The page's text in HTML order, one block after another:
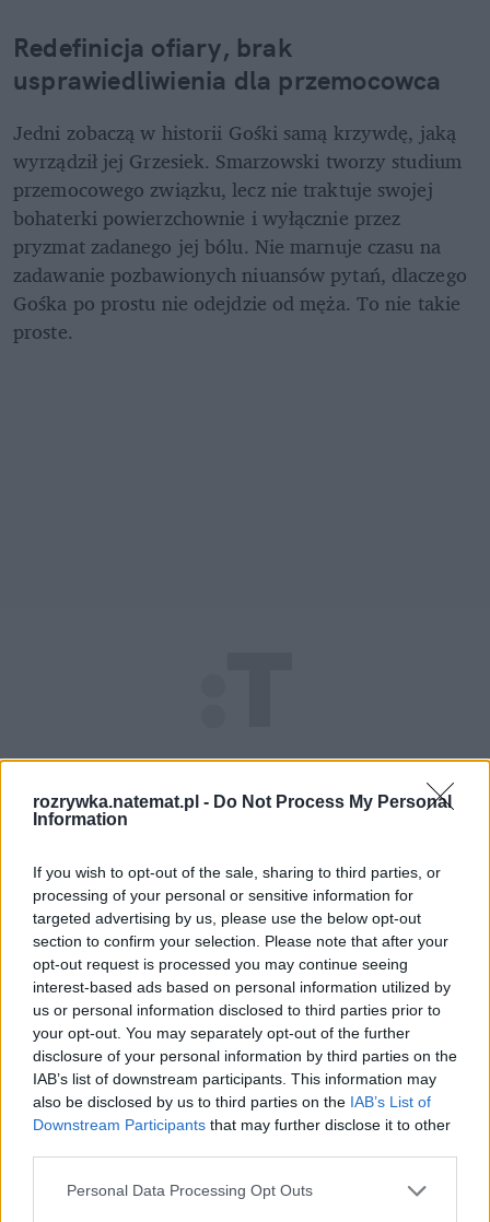
rozrywka.natemat.pl - Do Not Process My Personal
Information
If you wish to opt-out of the sale, sharing to third parties, or
processing of your personal or sensitive information for
targeted advertising by us, please use the below opt-out
section to confirm your selection. Please note that after your
opt-out request is processed you may continue seeing
interest-based ads based on personal information utilized by
us or personal information disclosed to third parties prior to
your opt-out. You may separately opt-out of the further
disclosure of your personal information by third parties on the
IAB’s list of downstream participants. This information may
also be disclosed by us to third parties on the IAB’s List of
Downstream Participants that may further disclose it to other
Personal Data Processing Opt Outs
Redefinicja ofiary, brak
usprawiedliwienia dla przemocowca
Jedni zobaczą w historii Gośki samą krzywdę, jaką
wyrządził jej Grzesiek. Smarzowski tworzy studium
przemocowego związku, lecz nie traktuje swojej
bohaterki powierzchownie i wyłącznie przez
pryzmat zadanego jej bólu. Nie marnuje czasu na
zadawanie pozbawionych niuansów pytań, dlaczego
Gośka po prostu nie odejdzie od męża. To nie takie
proste.
Pociągiem z Polski do Włoch?!
Nowość od PKP Intercity! |
kierunek:PODRÓŻE
Agata Turkot ("Wesele", "Przysięga Ireny") samą
swoją obecnością na ekranie sprawia wrażenie,
jakbyśmy ją skądś znali. Ze szkoły, z klatki obok, a
może z jakiejś imprezy. Z Gośką, czyli nomen omen
"everymanem" poruszanego przez Smarzowskiego
problemu społecznego, obchodzi się jak z